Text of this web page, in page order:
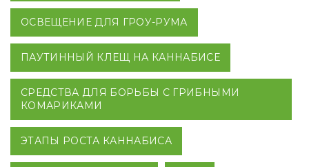
ОСВЕЩЕНИЕ ДЛЯ ГРОУ-РУМА
ПАУТИННЫЙ КЛЕЩ НА КАННАБИСЕ
СРЕДСТВА ДЛЯ БОРЬБЫ С ГРИБНЫМИ
КОМАРИКАМИ
ЭТАПЫ РОСТА КАННАБИСА